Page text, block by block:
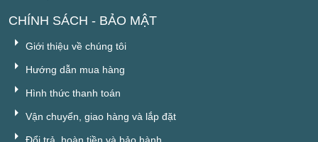
CHÍNH SÁCH - BẢO MẬT
Giới thiệu về chúng tôi
Hướng dẫn mua hàng
Hình thức thanh toán
Vận chuyển, giao hàng và lắp đặt